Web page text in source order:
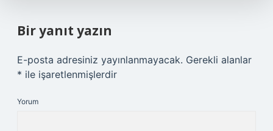
Bir yanıt yazın
E-posta adresiniz yayınlanmayacak. Gerekli alanlar
* ile işaretlenmişlerdir
Yorum